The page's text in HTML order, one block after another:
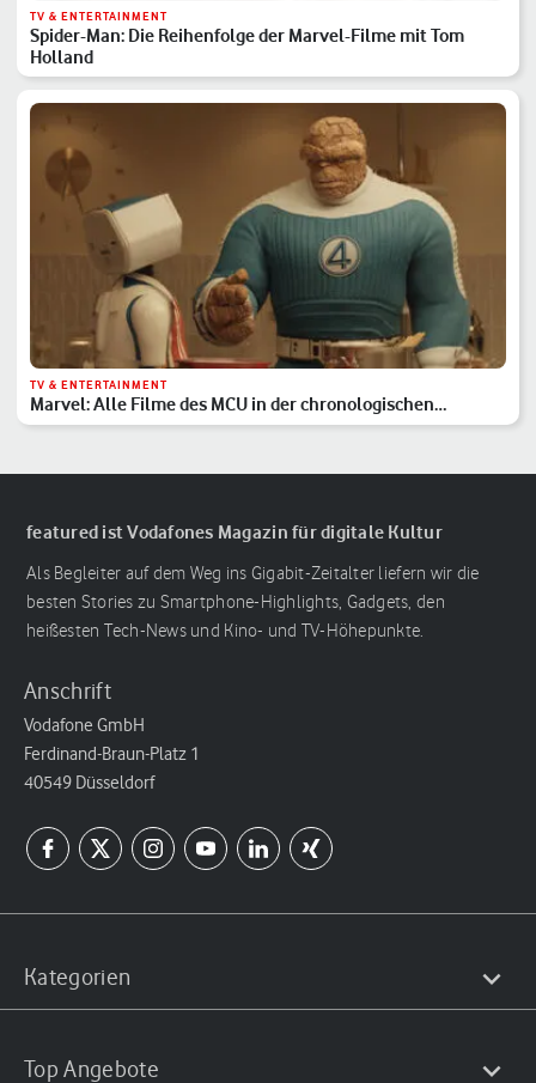
TV & ENTERTAINMENT
Spider-Man: Die Reihenfolge der Marvel-Filme mit Tom
Holland
TV & ENTERTAINMENT
Marvel: Alle Filme des MCU in der chronologischen
Reihenfolge
featured ist Vodafones Magazin für digitale Kultur
Als Begleiter auf dem Weg ins Gigabit-Zeitalter liefern wir die
besten Stories zu Smartphone-Highlights, Gadgets, den
heißesten Tech-News und Kino- und TV-Höhepunkte.
Anschrift
Vodafone GmbH
Ferdinand-Braun-Platz 1
40549 Düsseldorf
Kategorien
Top Angebote